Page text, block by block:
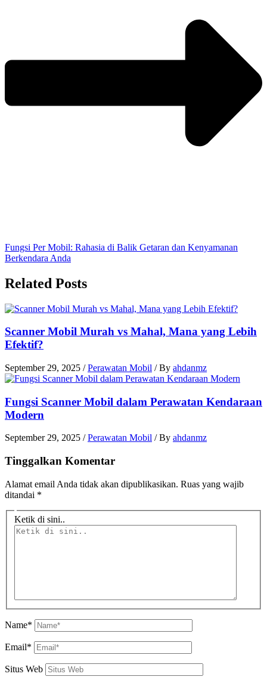
Fungsi Per Mobil: Rahasia di Balik Getaran dan Kenyamanan
Berkendara Anda
Related Posts
Scanner Mobil Murah vs Mahal, Mana yang Lebih
Efektif?
September 29, 2025 /Perawatan Mobil / By ahdanmz
Fungsi Scanner Mobil dalam Perawatan Kendaraan
Modern
September 29, 2025 /Perawatan Mobil / By ahdanmz
Tinggalkan Komentar
Alamat email Anda tidak akan dipublikasikan. Ruas yang wajib
ditandai *
Ketik di sini..
Name*
Email*
Situs Web